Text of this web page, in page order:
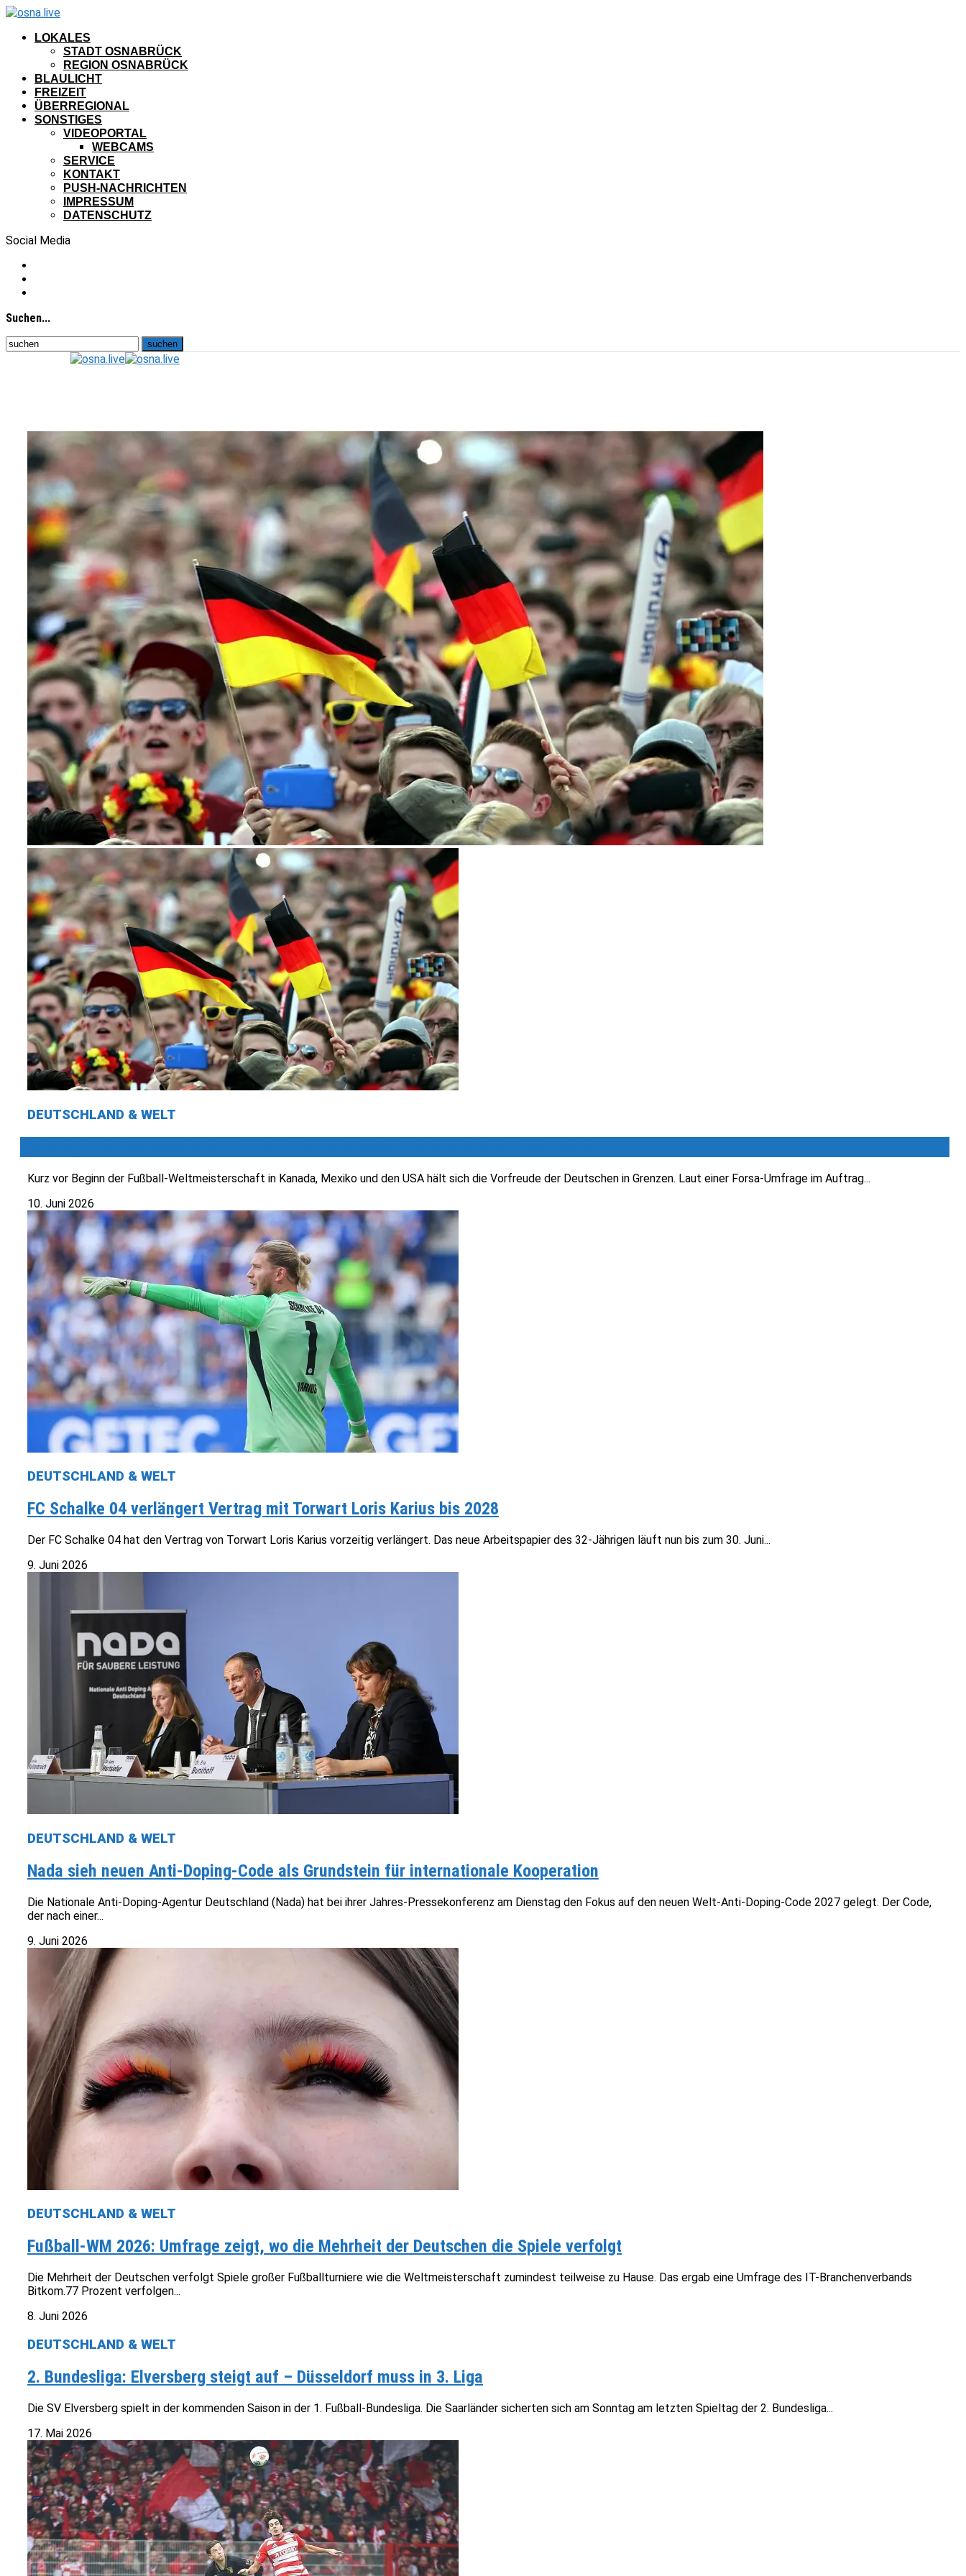
LOKALES
STADT OSNABRÜCK
REGION OSNABRÜCK
BLAULICHT
FREIZEIT
ÜBERREGIONAL
SONSTIGES
VIDEOPORTAL
WEBCAMS
SERVICE
KONTAKT
PUSH-NACHRICHTEN
IMPRESSUM
DATENSCHUTZ
Social Media
Suchen...
osna.live
DEUTSCHLAND & WELT
Kurz vor Beginn der Fußball-Weltmeisterschaft in Kanada, Mexiko und den USA hält sich die Vorfreude der Deutschen in Grenzen. Laut einer Forsa-Umfrage im Auftrag...
10. Juni 2026
DEUTSCHLAND & WELT
FC Schalke 04 verlängert Vertrag mit Torwart Loris Karius bis 2028
Der FC Schalke 04 hat den Vertrag von Torwart Loris Karius vorzeitig verlängert. Das neue Arbeitspapier des 32-Jährigen läuft nun bis zum 30. Juni...
9. Juni 2026
DEUTSCHLAND & WELT
Nada sieh neuen Anti-Doping-Code als Grundstein für internationale Kooperation
Die Nationale Anti-Doping-Agentur Deutschland (Nada) hat bei ihrer Jahres-Pressekonferenz am Dienstag den Fokus auf den neuen Welt-Anti-Doping-Code 2027 gelegt. Der Code,
der nach einer...
9. Juni 2026
DEUTSCHLAND & WELT
Fußball-WM 2026: Umfrage zeigt, wo die Mehrheit der Deutschen die Spiele verfolgt
Die Mehrheit der Deutschen verfolgt Spiele großer Fußballturniere wie die Weltmeisterschaft zumindest teilweise zu Hause. Das ergab eine Umfrage des IT-Branchenverbands
Bitkom.77 Prozent verfolgen...
8. Juni 2026
DEUTSCHLAND & WELT
2. Bundesliga: Elversberg steigt auf – Düsseldorf muss in 3. Liga
Die SV Elversberg spielt in der kommenden Saison in der 1. Fußball-Bundesliga. Die Saarländer sicherten sich am Sonntag am letzten Spieltag der 2. Bundesliga...
17. Mai 2026